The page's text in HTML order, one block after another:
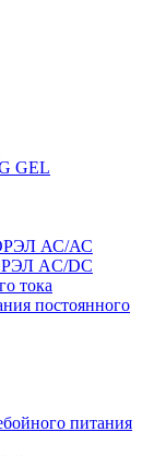
GEL
АС/АС
AC/DC
тока
постоянного
питания